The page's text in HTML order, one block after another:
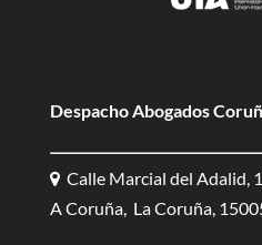
Despacho Abogados
Calle Marcial del Adalid,
A Coruña, La Coruña,